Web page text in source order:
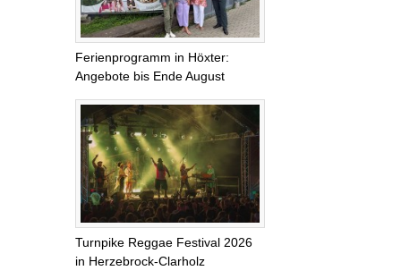
Ferienprogramm in Höxter:
Angebote bis Ende August
Turnpike Reggae Festival 2026
in Herzebrock-Clarholz